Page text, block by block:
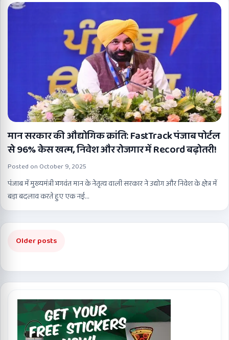
मान सरकार की औद्योगिक क्रांति: FastTrack पंजाब पोर्टल
से 96% केस खत्म, निवेश और रोजगार में Record बढ़ोतरी!
Posted on October 9, 2025
पंजाब में मुख्यमंत्री भगवंत मान के नेतृत्व वाली सरकार ने उद्योग और निवेश के क्षेत्र में
बड़ा बदलाव करते हुए एक नई…
Posts
Older posts